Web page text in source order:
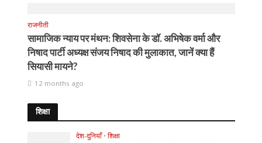
राजनीती
सामाजिक न्याय पर मंथन: शिवसेना के डॉ. अभिषेक वर्मा और
निषाद पार्टी अध्यक्ष संजय निषाद की मुलाकात, जानें क्या हैं
सियासी मायने?
12 months ago
शिक्षा
देश-दुनियाँ • शिक्षा